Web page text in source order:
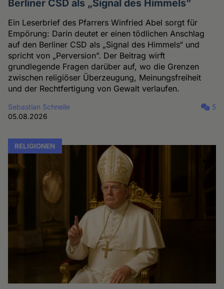
Berliner CSD als „Signal des Himmels”
Ein Leserbrief des Pfarrers Winfried Abel sorgt für
Empörung: Darin deutet er einen tödlichen Anschlag
auf den Berliner CSD als „Signal des Himmels“ und
spricht von „Perversion”. Der Beitrag wirft
grundlegende Fragen darüber auf, wo die Grenzen
zwischen religiöser Überzeugung, Meinungsfreiheit
und der Rechtfertigung von Gewalt verlaufen.
Sebastian Schnelle
05.08.2026
5
RELIGIONEN